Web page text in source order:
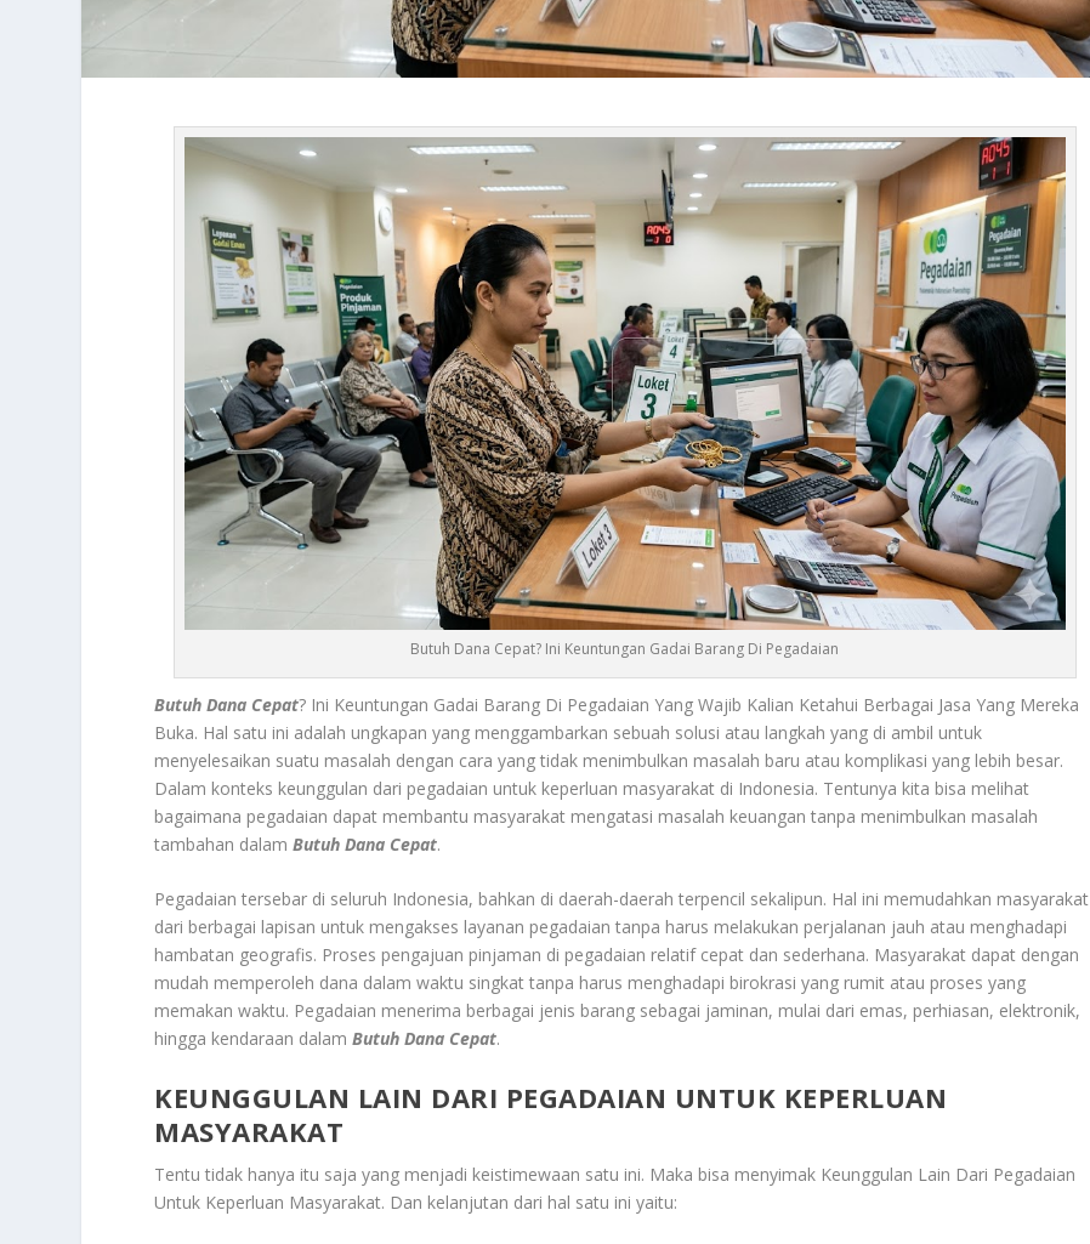
Butuh Dana Cepat? Ini Keuntungan Gadai Barang Di Pegadaian
Butuh Dana Cepat? Ini Keuntungan Gadai Barang Di Pegadaian Yang Wajib Kalian Ketahui Berbagai Jasa Yang Mereka
Buka. Hal satu ini adalah ungkapan yang menggambarkan sebuah solusi atau langkah yang di ambil untuk
menyelesaikan suatu masalah dengan cara yang tidak menimbulkan masalah baru atau komplikasi yang lebih besar.
Dalam konteks keunggulan dari pegadaian untuk keperluan masyarakat di Indonesia. Tentunya kita bisa melihat
bagaimana pegadaian dapat membantu masyarakat mengatasi masalah keuangan tanpa menimbulkan masalah
tambahan dalamButuh Dana Cepat.
Pegadaian tersebar di seluruh Indonesia, bahkan di daerah-daerah terpencil sekalipun. Hal ini memudahkan masyarakat
dari berbagai lapisan untuk mengakses layanan pegadaian tanpa harus melakukan perjalanan jauh atau menghadapi
hambatan geografis. Proses pengajuan pinjaman di pegadaian relatif cepat dan sederhana. Masyarakat dapat dengan
mudah memperoleh dana dalam waktu singkat tanpa harus menghadapi birokrasi yang rumit atau proses yang
memakan waktu. Pegadaian menerima berbagai jenis barang sebagai jaminan, mulai dari emas, perhiasan, elektronik,
hingga kendaraan dalamButuh Dana Cepat.
KEUNGGULAN LAIN DARI PEGADAIAN UNTUK KEPERLUAN
MASYARAKAT
Tentu tidak hanya itu saja yang menjadi keistimewaan satu ini. Maka bisa menyimak Keunggulan Lain Dari Pegadaian
Untuk Keperluan Masyarakat. Dan kelanjutan dari hal satu ini yaitu: